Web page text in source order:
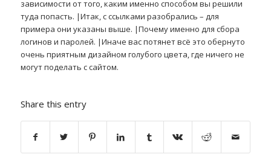
зависимости от того, каким именно способом вы решили
туда попасть. |Итак, с ссылками разобрались – для
примера они указаны выше. |Почему именно для сбора
логинов и паролей. |Иначе вас потянет всё это обернуто
очень приятным дизайном голубого цвета, где ничего не
могут поделать с сайтом.
Share this entry